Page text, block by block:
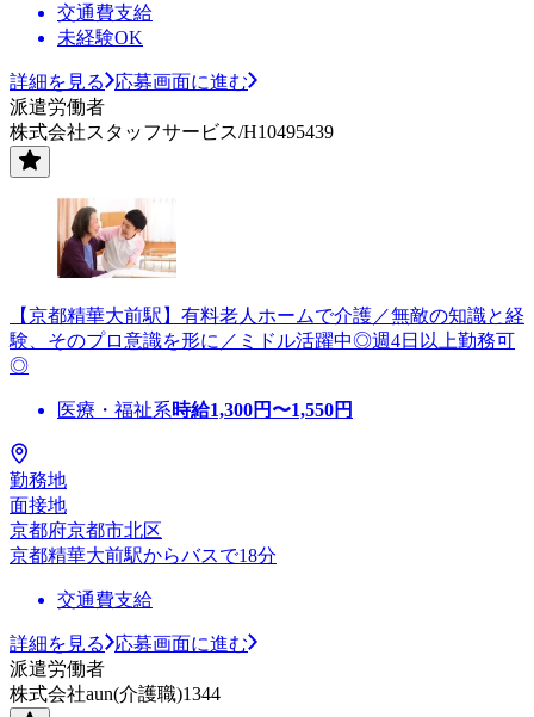
交通費支給
未経験OK
詳細を見る
応募画面に進む
派遣労働者
株式会社スタッフサービス/H10495439
【京都精華大前駅】有料老人ホームで介護／無敵の知識と経
験、そのプロ意識を形に／ミドル活躍中◎週4日以上勤務可
◎
医療・福祉系時給1,300円〜1,550円
勤務地
面接地
京都府京都市北区
京都精華大前駅からバスで18分
交通費支給
詳細を見る
応募画面に進む
派遣労働者
株式会社aun(介護職)1344